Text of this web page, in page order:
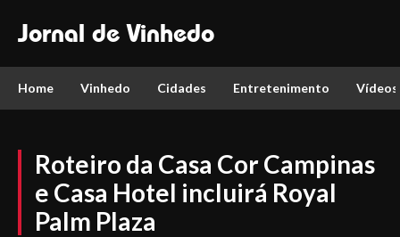
Jornal de Vinhedo
Home Vinhedo Cidades Entretenimento Vídeos
Roteiro da Casa Cor Campinas
e Casa Hotel incluirá Royal
Palm Plaza